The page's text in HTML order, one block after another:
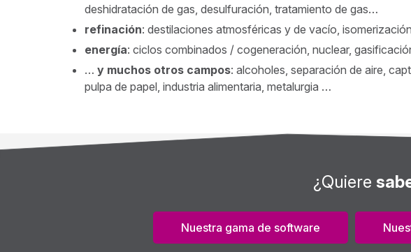
deshidratación de gas, desulfuración, tratamiento de gas…
refinación: destilaciones atmosféricas y de vacío,
energía: ciclos combinados / cogeneración, nuclear,
… y muchos otros campos: alcoholes, separación de aire,
pulpa de papel, industria alimentaria, metalurgia …
¿Quiere
Nuestra gama de software